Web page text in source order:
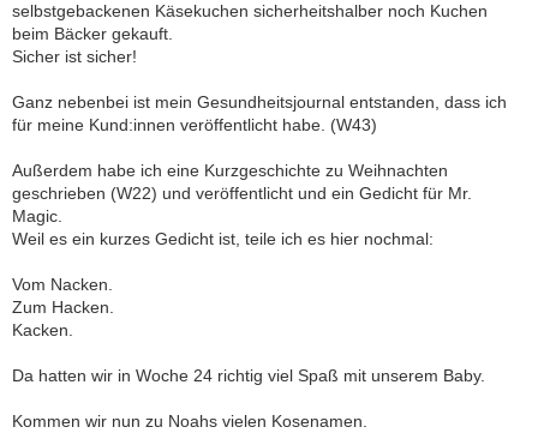
selbstgebackenen Käsekuchen sicherheitshalber noch Kuchen
beim Bäcker gekauft.
Sicher ist sicher!
Ganz nebenbei ist mein Gesundheitsjournal entstanden, dass ich
für meine Kund:innen veröffentlicht habe. (W43)
Außerdem habe ich eine Kurzgeschichte zu Weihnachten
geschrieben (W22) und veröffentlicht und ein Gedicht für Mr.
Magic.
Weil es ein kurzes Gedicht ist, teile ich es hier nochmal:
Vom Nacken.
Zum Hacken.
Kacken.
Da hatten wir in Woche 24 richtig viel Spaß mit unserem Baby.
Kommen wir nun zu Noahs vielen Kosenamen.